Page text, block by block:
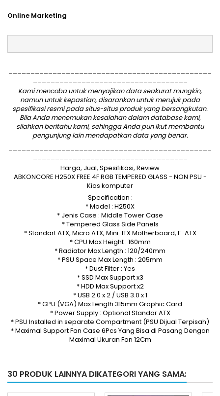
Online Marketing
Kami mencoba untuk menyajikan data seakurat mungkin,
namun untuk kepastian, disarankan untuk merujuk pada
spesifikasi resmi pada situs-situs produk yang bersangkutan.
Bila Anda menemukan kesalahan dalam database kami,
silahkanberitahu kami, sehingga Anda pun ikut membantu
pengunjung lain mendapatkan data yang benar.
Harga, Jual, Spesifikasi, Review
ABKONCORE H250X FREE 4F RGB TEMPERED GLASS - NON PSU -
Kios komputer
Specification :
* Model : H250X
* Jenis Case : Middle Tower Case
* Tempered Glass Side Panels
* Standart ATX, Micro ATX, Mini-ITX Motherboard, E-ATX
* CPU Max Height : 160mm
* Radiator Max Length : 120/240mm
* PSU Space Max Length : 205mm
* Dust Filter : Yes
* SSD Max Support x3
* HDD Max Support x2
* USB 2.0 x 2 / USB 3.0 x 1
* GPU (VGA) Max Length 315mm Graphic Card
* Power Supply : Optional Standar ATX
* PSU Installed in separate Compartment (PSU Dijual Terpisah)
* Maximal Support Fan Case 6Pcs Yang Bisa di Pasang Dengan
Maximal Ukuran Fan 12Cm
30 PRODUK LAINNYA DIKATEGORI YANG SAMA: